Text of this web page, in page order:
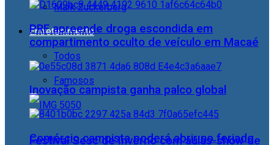
Mark Zuckerberg
Entretenimento
Todos
Famosos
Festival Sesc de Inverno com aulas-show de
PRF apreende droga escondida em
compartimento oculto de veículo em Macaé
Inovação campista ganha palco global
Comércio campista poderá abrir no feriado